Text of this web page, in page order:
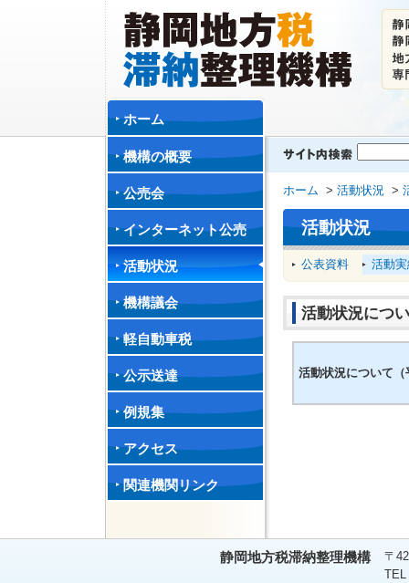
ホーム
機構の概要
公売会
インターネット公売
活動状況
機構議会
軽自動車税
公示送達
例規集
アクセス
関連機関リンク
ホーム > 活動状況 >
活動状況
公表資料 活動
活動状況につ
活動状況について
静岡地方税滞納整理機構
〒
TEL